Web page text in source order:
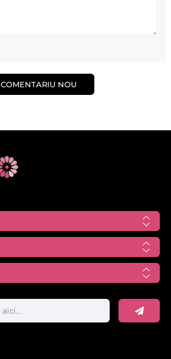
COMENTARIU NOU